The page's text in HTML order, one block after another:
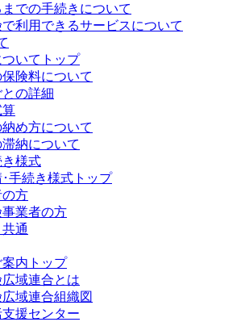
での手続きについて
利用できるサービスについて
いてトップ
険料について
の詳細
算
め方について
納について
様式
手続き様式トップ
方
業者の方
通
内トップ
域連合とは
域連合組織図
援センター